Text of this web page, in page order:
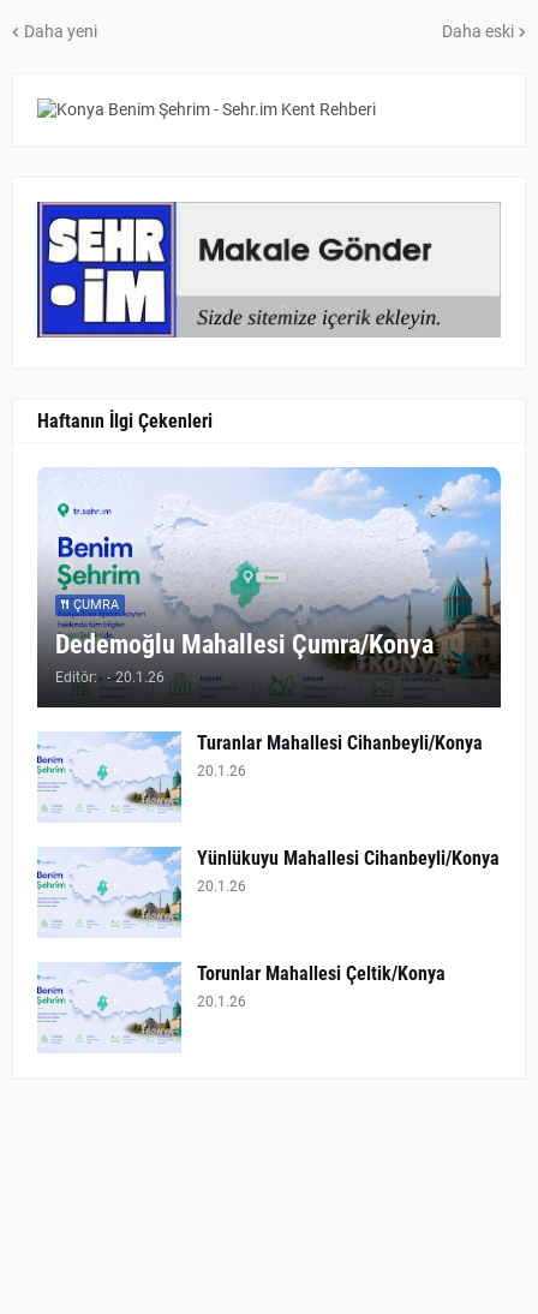
Daha yeni Daha eski
Haftanın İlgi Çekenleri
ÇUMRA
Dedemoğlu Mahallesi Çumra/Konya
Editör: - 20.1.26
Turanlar Mahallesi Cihanbeyli/Konya
20.1.26
Yünlükuyu Mahallesi Cihanbeyli/Konya
20.1.26
Torunlar Mahallesi Çeltik/Konya
20.1.26